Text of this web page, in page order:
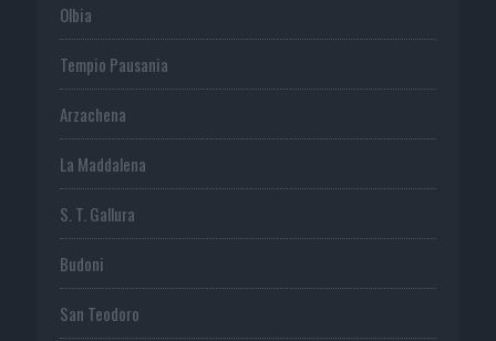
Olbia
Tempio Pausania
Arzachena
La Maddalena
S. T. Gallura
Budoni
San Teodoro